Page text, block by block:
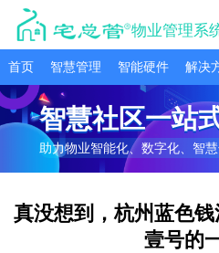
物业管理系
首页 智慧管理 智能硬件 解决
智慧社区一站
助力物业智能化、数字化、智
真没想到，杭州蓝色
壹号的